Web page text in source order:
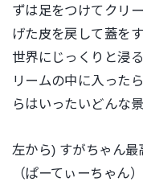
ずは足をつけてクリ
げた皮を戻して蓋を
世界にじっくりと浸
リームの中に入った
らはいったいどんな
左から) すがちゃん
（ぱーてぃーちゃん